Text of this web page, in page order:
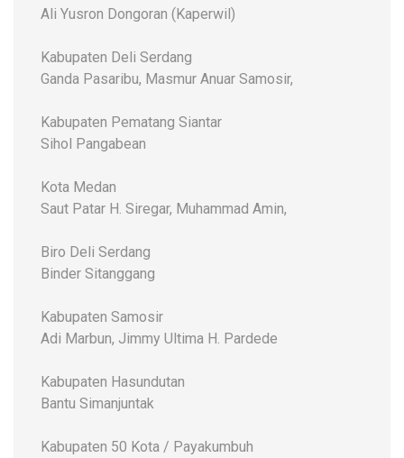
Ali Yusron Dongoran (Kaperwil)
Kabupaten Deli Serdang
Ganda Pasaribu, Masmur Anuar Samosir,
Kabupaten Pematang Siantar
Sihol Pangabean
Kota Medan
Saut Patar H. Siregar, Muhammad Amin,
Biro Deli Serdang
Binder Sitanggang
Kabupaten Samosir
Adi Marbun, Jimmy Ultima H. Pardede
Kabupaten Hasundutan
Bantu Simanjuntak
Kabupaten 50 Kota / Payakumbuh